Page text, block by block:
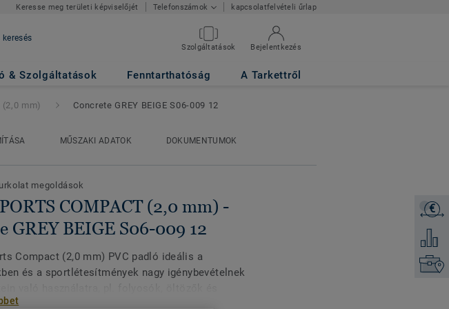
Keresse meg területi képviselőjét Telefonszámok kapcsolatfelvételi űrlap
keresés
Szolgáltatások Bejelentkezés
& Szolgáltatások Fenntarthatóság A Tarkettről
- Concrete GREY BEIGE S06-
€
(2,0 mm) Concrete GREY BEIGE S06-009 12
MŰSZAKI ADATOK
DOKUMENTUMOK
megoldások
COMPACT (2,0 mm) -
GREY BEIGE S06-009 12
Compact (2,0 mm) PVC padló ideális a
és a sportlétesítmények nagy igénybevételnek
ellenáll a benyomódásnak és a kopásnak, és